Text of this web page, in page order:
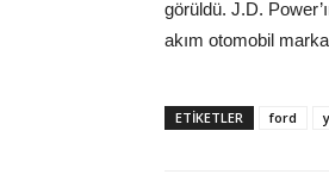
görüldü. J.D.
akım otomobil
ETİKETLER ford